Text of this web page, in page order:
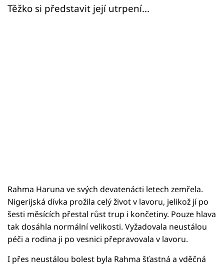
Sledujte nás
Těžko si představit její utrpení...
Rahma Haruna ve svých devatenácti letech zemřela.
Nigerijská dívka prožila celý život v lavoru, jelikož jí po
šesti měsících přestal růst trup i končetiny. Pouze hlava
tak dosáhla normální velikosti. Vyžadovala neustálou
péči a rodina ji po vesnici přepravovala v lavoru.
I přes neustálou bolest byla Rahma šťastná a vděčná